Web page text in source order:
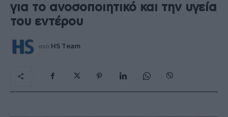
για το ανοσοποιητικό και την υγεία
του εντέρου
από HS Team